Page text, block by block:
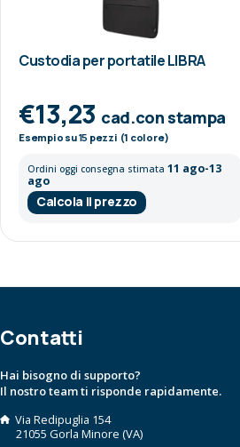
Custodia per portatile LIBRA
€13,23 cad.con stampa
Esempio su15 pezzi (1 colore)
Ordini oggi consegna stimata 11 ago-13
ago
Calcola il prezzo
Contatti
Hai bisogno di supporto?
Il nostro team ti risponde rapidamente.
Via Redipuglia 154
21055 Gorla Minore (VA)